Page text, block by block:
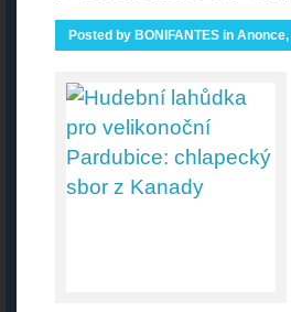
Posted by BONIFANTES in Anonce,